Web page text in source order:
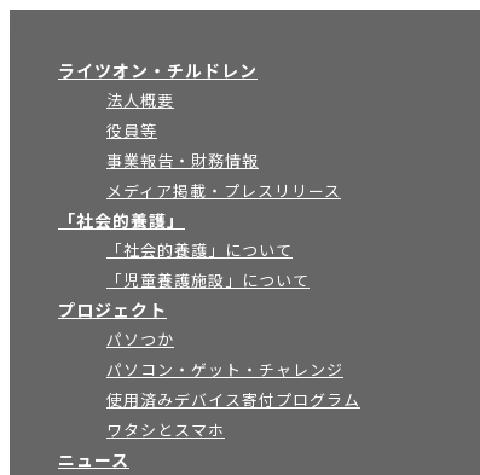
ライツオン・チルドレン
法人概要
役員等
事業報告・財務情報
メディア掲載・プレスリリース
「社会的養護」
「社会的養護」について
「児童養護施設」について
プロジェクト
パソつか
パソコン・ゲット・チャレンジ
使用済みデバイス寄付プログラム
ワタシとスマホ
ニュース